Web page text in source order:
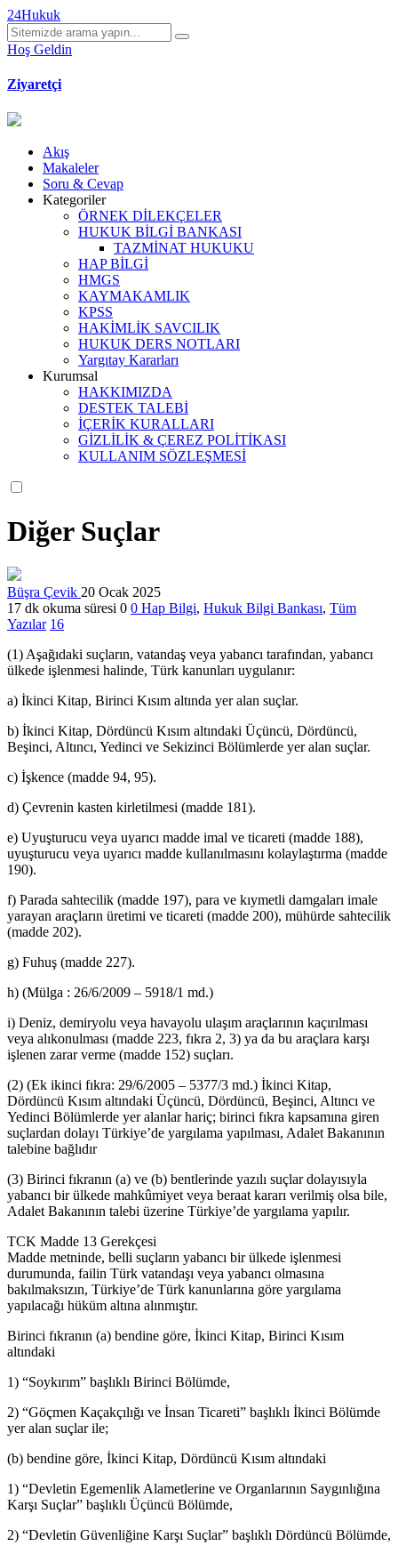
24Hukuk
Hoş Geldin
Ziyaretçi
Akış
Makaleler
Soru & Cevap
Kategoriler
ÖRNEK DİLEKÇELER
HUKUK BİLGİ BANKASI
TAZMİNAT HUKUKU
HAP BİLGİ
HMGS
KAYMAKAMLIK
KPSS
HAKİMLİK SAVCILIK
HUKUK DERS NOTLARI
Yargıtay Kararları
Kurumsal
HAKKIMIZDA
DESTEK TALEBİ
İÇERİK KURALLARI
GİZLİLİK & ÇEREZ POLİTİKASI
KULLANIM SÖZLEŞMESİ
Diğer Suçlar
Büşra Çevik 20 Ocak 2025
17 dk okuma süresi 0 0 Hap Bilgi, Hukuk Bilgi Bankası, Tüm
Yazılar 16
(1) Aşağıdaki suçların, vatandaş veya yabancı tarafından, yabancı
ülkede işlenmesi halinde, Türk kanunları uygulanır:
a) İkinci Kitap, Birinci Kısım altında yer alan suçlar.
b) İkinci Kitap, Dördüncü Kısım altındaki Üçüncü, Dördüncü,
Beşinci, Altıncı, Yedinci ve Sekizinci Bölümlerde yer alan suçlar.
c) İşkence (madde 94, 95).
d) Çevrenin kasten kirletilmesi (madde 181).
e) Uyuşturucu veya uyarıcı madde imal ve ticareti (madde 188),
uyuşturucu veya uyarıcı madde kullanılmasını kolaylaştırma (madde
190).
f) Parada sahtecilik (madde 197), para ve kıymetli damgaları imale
yarayan araçların üretimi ve ticareti (madde 200), mühürde sahtecilik
(madde 202).
g) Fuhuş (madde 227).
h) (Mülga : 26/6/2009 – 5918/1 md.)
i) Deniz, demiryolu veya havayolu ulaşım araçlarının kaçırılması
veya alıkonulması (madde 223, fıkra 2, 3) ya da bu araçlara karşı
işlenen zarar verme (madde 152) suçları.
(2) (Ek ikinci fıkra: 29/6/2005 – 5377/3 md.) İkinci Kitap,
Dördüncü Kısım altındaki Üçüncü, Dördüncü, Beşinci, Altıncı ve
Yedinci Bölümlerde yer alanlar hariç; birinci fıkra kapsamına giren
suçlardan dolayı Türkiye’de yargılama yapılması, Adalet Bakanının
talebine bağlıdır
(3) Birinci fıkranın (a) ve (b) bentlerinde yazılı suçlar dolayısıyla
yabancı bir ülkede mahkûmiyet veya beraat kararı verilmiş olsa bile,
Adalet Bakanının talebi üzerine Türkiye’de yargılama yapılır.
TCK Madde 13 Gerekçesi
Madde metninde, belli suçların yabancı bir ülkede işlenmesi
durumunda, failin Türk vatandaşı veya yabancı olmasına
bakılmaksızın, Türkiye’de Türk kanunlarına göre yargılama
yapılacağı hüküm altına alınmıştır.
Birinci fıkranın (a) bendine göre, İkinci Kitap, Birinci Kısım
altındaki
1) “Soykırım” başlıklı Birinci Bölümde,
2) “Göçmen Kaçakçılığı ve İnsan Ticareti” başlıklı İkinci Bölümde
yer alan suçlar ile;
(b) bendine göre, İkinci Kitap, Dördüncü Kısım altındaki
1) “Devletin Egemenlik Alametlerine ve Organlarının Saygınlığına
Karşı Suçlar” başlıklı Üçüncü Bölümde,
2) “Devletin Güvenliğine Karşı Suçlar” başlıklı Dördüncü Bölümde,